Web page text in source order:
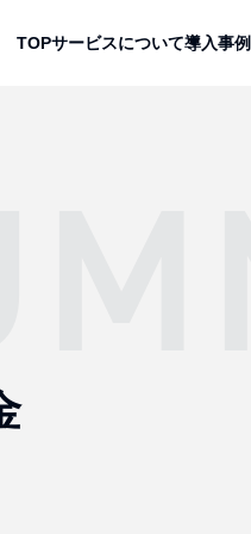
TOPサービスについて導入事例